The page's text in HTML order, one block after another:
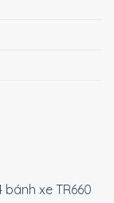
bánh xe TR660